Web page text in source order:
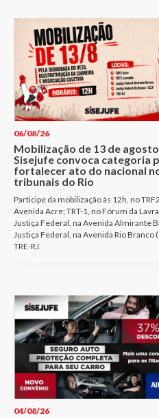
06/08/26
Mobilização de 13 de
Sisejufe convoca categoria
fortalecer ato do nacional
tribunais do Rio
Participe da mobilização às 12h, no
Avenida Acre; TRT-1, no Fórum da
Justiça Federal, na Avenida Almirante
Justiça Federal, na Avenida Rio Branco
TRE-RJ.
04/08/26